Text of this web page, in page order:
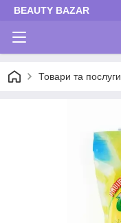
BEAUTY BAZAR
Товари та послуги